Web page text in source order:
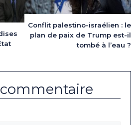
Conflit palestino-israélien : le
plan de paix de Trump est-il
tombé à l’eau ?